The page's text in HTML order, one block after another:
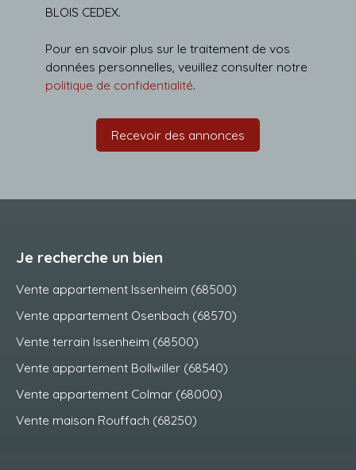
BLOIS CEDEX.
Pour en savoir plus sur le traitement de vos
données personnelles, veuillez consulter notre
politique de confidentialité.
Recevoir des annonces
Je recherche un bien
Vente appartement Issenheim (68500)
Vente appartement Osenbach (68570)
Vente terrain Issenheim (68500)
Vente appartement Bollwiller (68540)
Vente appartement Colmar (68000)
Vente maison Rouffach (68250)